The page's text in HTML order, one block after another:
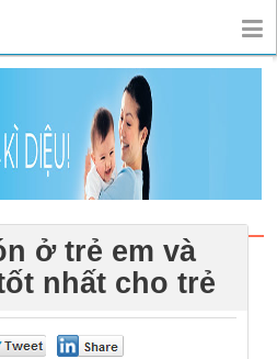
ở trẻ em và
nhất cho trẻ
0